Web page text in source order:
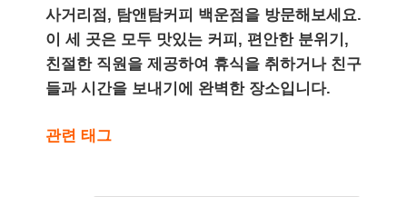
사거리점, 탐앤탐커피 백운점을 방문해보세요.
이 세 곳은 모두 맛있는 커피, 편안한 분위기,
친절한 직원을 제공하여 휴식을 취하거나 친구
들과 시간을 보내기에 완벽한 장소입니다.
관련 태그